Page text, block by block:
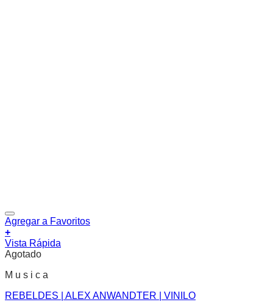
Agregar a Favoritos
+
Vista Rápida
Agotado
M u s i c a
REBELDES | ALEX ANWANDTER | VINILO